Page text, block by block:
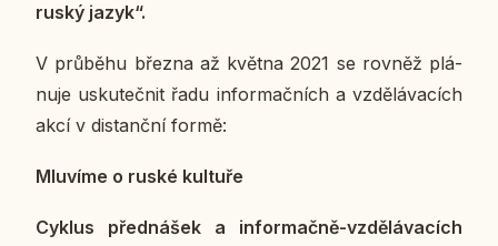
ruský jazyk“.
V prů­bě­hu března až května 2021 se rovněž plá­
nu­je usku­teč­nit řadu in­for­mač­ních a vzdě­lá­va­cích
akcí v distanč­ní formě:
Mlu­ví­me o ruské kul­tu­ře
Cyklus před­ná­šek a in­for­mač­ně-vzdě­lá­va­cích